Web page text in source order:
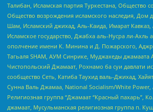
Талибан, Исламская партия Туркестана, Общество
Общество возрождения исламского наследия, Дом
Шам, Исламский джихад, Аль-Каида, Имарат
Исламское государство, Джабха аль-Нусра ли-
ополчение имени К. Минина и Д. Пожарского, Аджр
Тагьаля SHAM, АУМ Синрике, Муджахеды джамаата
Чистопольский Джамаат, Рохнамо ба суи давлати
сообщество Сеть, Катиба Таухид валь-Джихад,
Сунна Валь Джамаа, National Socialism/White Power,
Религиозная группа “Джамаат “Красный пахарь”,
джамаат, Мусульманская религиозная группа п.